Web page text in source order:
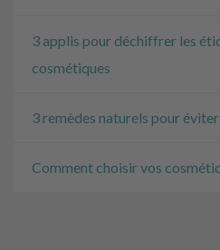
3 applis pour déchiffrer les
cosmétiques
3 remèdes naturels pour
Comment choisir vos